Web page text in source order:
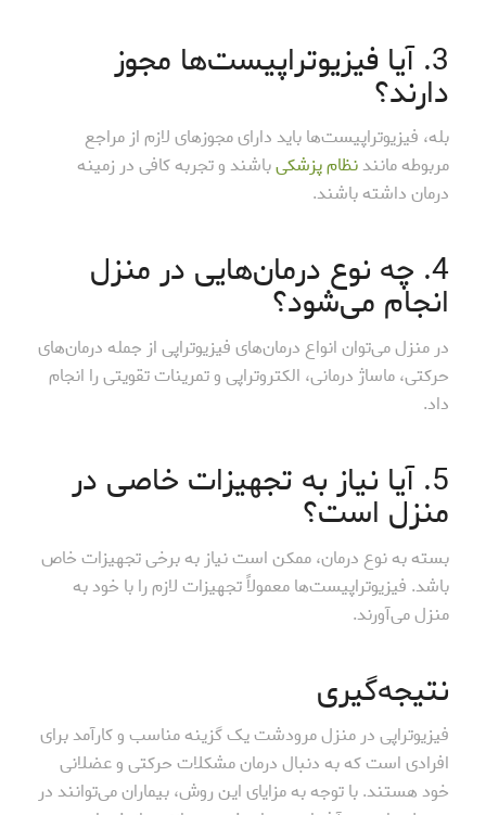
3. آیا فیزیوتراپیست‌ها مجوز
دارند؟
بله، فیزیوتراپیست‌ها باید دارای مجوزهای لازم از مراجع
مربوطه مانندنظام پزشکیباشند و تجربه کافی در زمینه
درمان داشته باشند.
4. چه نوع درمان‌هایی در منزل
انجام می‌شود؟
در منزل می‌توان انواع درمان‌های فیزیوتراپی از جمله درمان‌های
حرکتی، ماساژ درمانی، الکتروتراپی و تمرینات تقویتی را انجام
داد.
5. آیا نیاز به تجهیزات خاصی در
منزل است؟
بسته به نوع درمان، ممکن است نیاز به برخی تجهیزات خاص
باشد. فیزیوتراپیست‌ها معمولاً تجهیزات لازم را با خود به
منزل می‌آورند.
نتیجه‌گیری
فیزیوتراپی در منزل مرودشت یک گزینه مناسب و کارآمد برای
افرادی است که به دنبال درمان مشکلات حرکتی و عضلانی
خود هستند. با توجه به مزایای این روش، بیماران می‌توانند در